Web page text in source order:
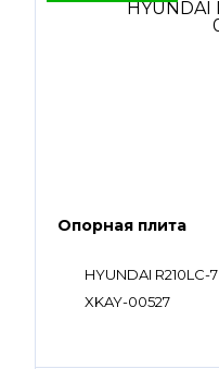
Опорная плита
HYUNDAI R210LC-7
XKAY-00527